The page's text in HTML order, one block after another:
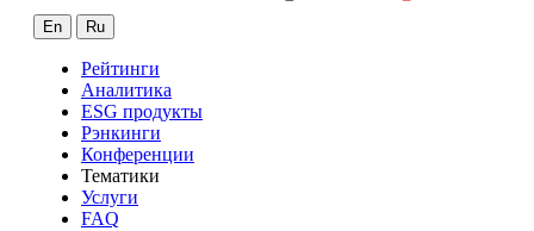
En Ru
Рейтинги
Аналитика
ESG продукты
Рэнкинги
Конференции
Тематики
Услуги
FAQ